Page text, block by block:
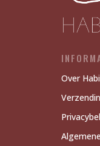
Over